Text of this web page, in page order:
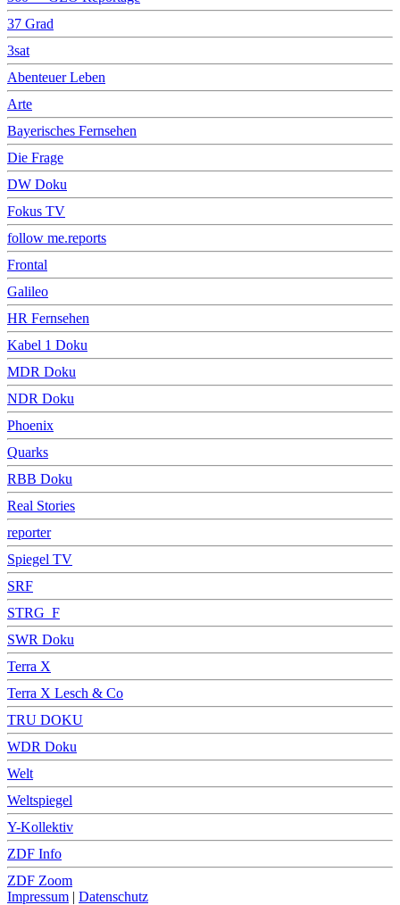
37 Grad
3sat
Abenteuer Leben
Arte
Bayerisches Fernsehen
Die Frage
DW Doku
Fokus TV
follow me.reports
Frontal
Galileo
HR Fernsehen
Kabel 1 Doku
MDR Doku
NDR Doku
Phoenix
Quarks
RBB Doku
Real Stories
reporter
Spiegel TV
SRF
STRG_F
SWR Doku
Terra X
Terra X Lesch & Co
TRU DOKU
WDR Doku
Welt
Weltspiegel
Y-Kollektiv
ZDF Info
ZDF Zoom
Impressum | Datenschutz